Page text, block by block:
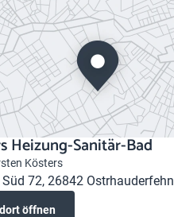
Heizung-Sanitär-Bad
Kösters
72, 26842 Ostrhauderfehn
öffnen